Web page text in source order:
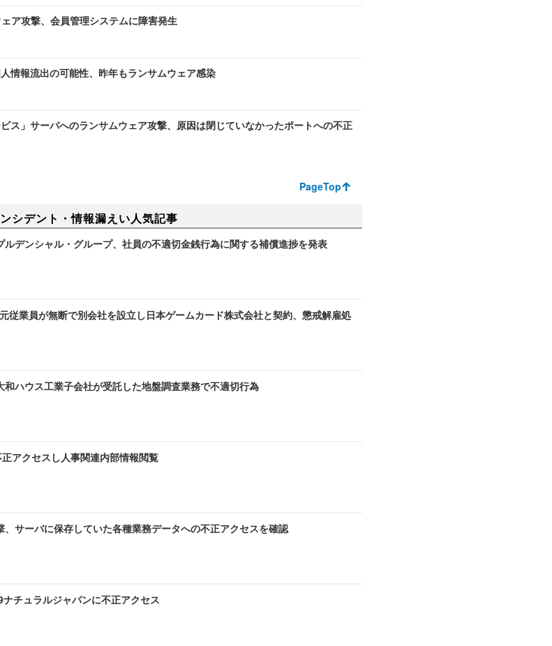
ア攻撃、会員管理システムに障害発生
情報流出の可能性、昨年もランサムウェア感染
ス」サーバへのランサムウェア攻撃、原因は閉じていなかったポートへの不正
PageTop
シデント・情報漏えい人気記事
デンシャル・グループ、社員の不適切金銭行為に関する補償進捗を発表
従業員が無断で別会社を設立し日本ゲームカード株式会社と契約、懲戒解雇処
ハウス工業子会社が受託した地盤調査業務で不適切行為
アクセスし人事関連内部情報閲覧
サーバに保存していた各種業務データへの不正アクセスを確認
チュラルジャパンに不正アクセス